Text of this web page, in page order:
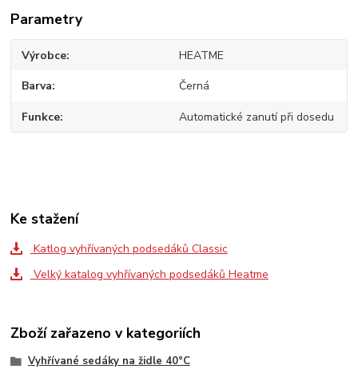
Parametry
Výrobce HEATME
Barva Černá
Funkce Automatické zanutí při dosedu
Ke stažení
Katlog vyhřívaných podsedáků Classic
Velký katalog vyhřívaných podsedáků Heatme
Zboží zařazeno v kategoriích
Vyhřívané sedáky na židle 40°C